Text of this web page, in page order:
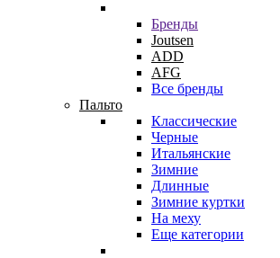
Бренды
Joutsen
ADD
AFG
Все бренды
Пальто
Классические
Черные
Итальянские
Зимние
Длинные
Зимние куртки
На меху
Еще категории